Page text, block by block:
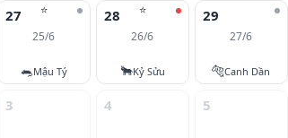
⭐
27
25/6
🐀Mậu Tý
⭐
28
26/6
🐂Kỷ Sửu
29
27/6
🐅Canh Dần
3 4 5